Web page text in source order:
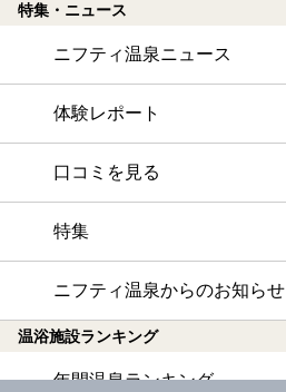
特集・ニュース
ニフティ温泉ニュース
体験レポート
口コミを見る
特集
ニフティ温泉からのお知らせ
温浴施設ランキング
年間温泉ランキング